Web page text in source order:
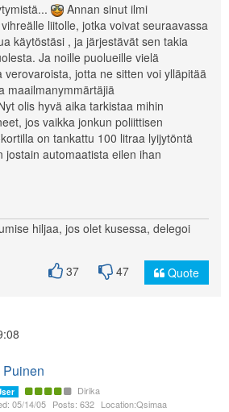
Annan sinut ilmi
liitolle, jotka voivat seuraavassa
käytöstäsi , ja järjestävät sen takia
Ja noille puolueille vielä
jotta ne sitten voi ylläpitää
maailmanymmärtäjiä
olis hyvä aika tarkistaa mihin
jos vaikka jonkun poliittisen
on tankattu 100 litraa lyijytöntä
jostain automaatista eilen ihan
hiljaa, jos olet kusessa, delegoi
37 47 Quote
Dirika
05/14/05 Posts: 632 Location:Qsimaa